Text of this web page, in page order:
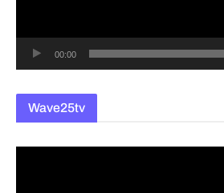
00:00
Wave25tv